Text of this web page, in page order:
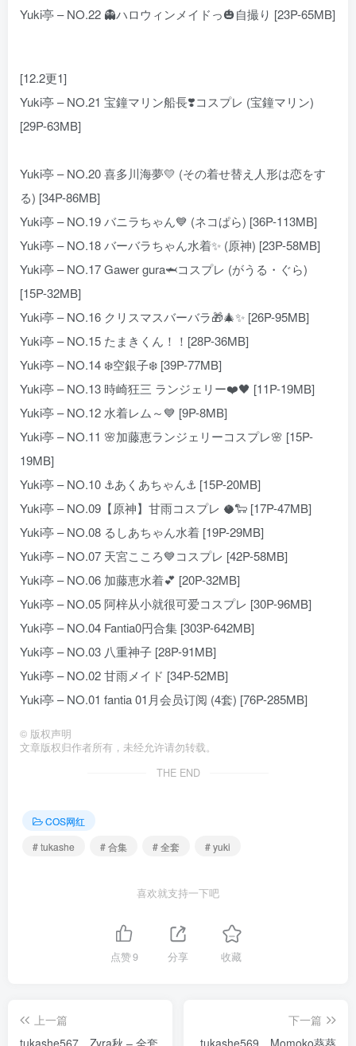
Yuki亭 – NO.22 👻ハロウィンメイドっ🎃自撮り [23P-65MB]
[12.2更1]
Yuki亭 – NO.21 宝鐘マリン船長❣️コスプレ (宝鐘マリン)
[29P-63MB]
Yuki亭 – NO.20 喜多川海夢💛 (その着せ替え人形は恋をす
る) [34P-86MB]
Yuki亭 – NO.19 バニラちゃん💙 (ネコぱら) [36P-113MB]
Yuki亭 – NO.18 バーバラちゃん水着✨ (原神) [23P-58MB]
Yuki亭 – NO.17 Gawer gura🦈コスプレ (がうる・ぐら)
[15P-32MB]
Yuki亭 – NO.16 クリスマスバーバラ🎁🎄✨ [26P-95MB]
Yuki亭 – NO.15 たまきくん！！[28P-36MB]
Yuki亭 – NO.14 ❄️空銀子❄️ [39P-77MB]
Yuki亭 – NO.13 時崎狂三 ランジェリー❤️🖤 [11P-19MB]
Yuki亭 – NO.12 水着レム～💙 [9P-8MB]
Yuki亭 – NO.11 🌸加藤恵ランジェリーコスプレ🌸 [15P-
19MB]
Yuki亭 – NO.10 ⚓️あくあちゃん⚓️ [15P-20MB]
Yuki亭 – NO.09【原神】甘雨コスプレ 🥥🐑 [17P-47MB]
Yuki亭 – NO.08 るしあちゃん水着 [19P-29MB]
Yuki亭 – NO.07 天宮こころ💙コスプレ [42P-58MB]
Yuki亭 – NO.06 加藤恵水着💕 [20P-32MB]
Yuki亭 – NO.05 阿梓从小就很可爱コスプレ [30P-96MB]
Yuki亭 – NO.04 Fantia0円合集 [303P-642MB]
Yuki亭 – NO.03 八重神子 [28P-91MB]
Yuki亭 – NO.02 甘雨メイド [34P-52MB]
Yuki亭 – NO.01 fantia 01月会员订阅 (4套) [76P-285MB]
© 版权声明
文章版权归作者所有，未经允许请勿转载。
THE END
COS网红
# tukashe
# 合集 # 全套 # yuki
喜欢就支持一下吧
点赞9 分享 收藏
上一篇
tukashe567、Zyra秋 – 全套
下一篇
tukashe569、Momoko葵葵